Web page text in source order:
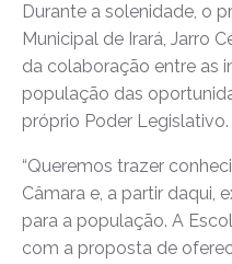
Durante a solenidade, o
Municipal de Irará, Jarro
da colaboração entre as
população das
próprio Poder Legislativo.
“Queremos trazer
Câmara e, a partir daqui,
para a população. A
com a proposta de